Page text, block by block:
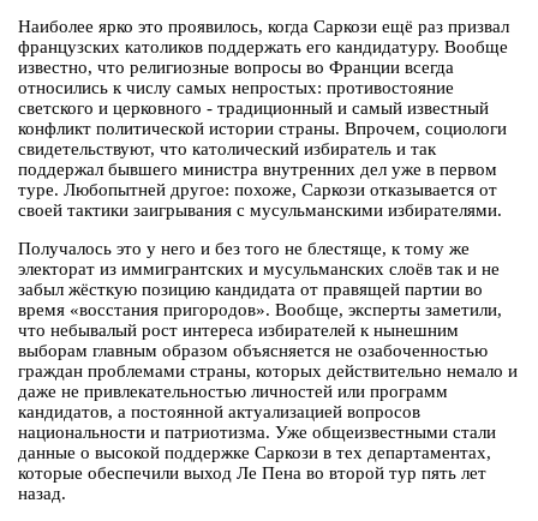
Наиболее ярко это проявилось, когда Саркози ещё раз призвал
французских католиков поддержать его кандидатуру. Вообще
известно, что религиозные вопросы во Франции всегда
относились к числу самых непростых: противостояние
светского и церковного - традиционный и самый известный
конфликт политической истории страны. Впрочем, социологи
свидетельствуют, что католический избиратель и так
поддержал бывшего министра внутренних дел уже в первом
туре. Любопытней другое: похоже, Саркози отказывается от
своей тактики заигрывания с мусульманскими избирателями.
Получалось это у него и без того не блестяще, к тому же
электорат из иммигрантских и мусульманских слоёв так и не
забыл жёсткую позицию кандидата от правящей партии во
время «восстания пригородов». Вообще, эксперты заметили,
что небывалый рост интереса избирателей к нынешним
выборам главным образом объясняется не озабоченностью
граждан проблемами страны, которых действительно немало и
даже не привлекательностью личностей или программ
кандидатов, а постоянной актуализацией вопросов
национальности и патриотизма. Уже общеизвестными стали
данные о высокой поддержке Саркози в тех департаментах,
которые обеспечили выход Ле Пена во второй тур пять лет
назад.